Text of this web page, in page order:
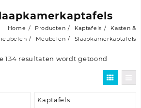
Home Producten Kaptafels
Kasten &
Meubelen Slaapkamerkaptafels
134 resultaten wordt getoond
Kaptafels